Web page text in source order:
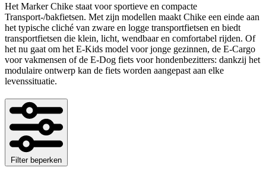
Het Marker Chike staat voor sportieve en compacte
Transport-/bakfietsen. Met zijn modellen maakt Chike een einde aan
het typische cliché van zware en logge transportfietsen en biedt
transportfietsen die klein, licht, wendbaar en comfortabel rijden. Of
het nu gaat om het E-Kids model voor jonge gezinnen, de E-Cargo
voor vakmensen of de E-Dog fiets voor hondenbezitters: dankzij het
modulaire ontwerp kan de fiets worden aangepast aan elke
levenssituatie.
Filter beperken